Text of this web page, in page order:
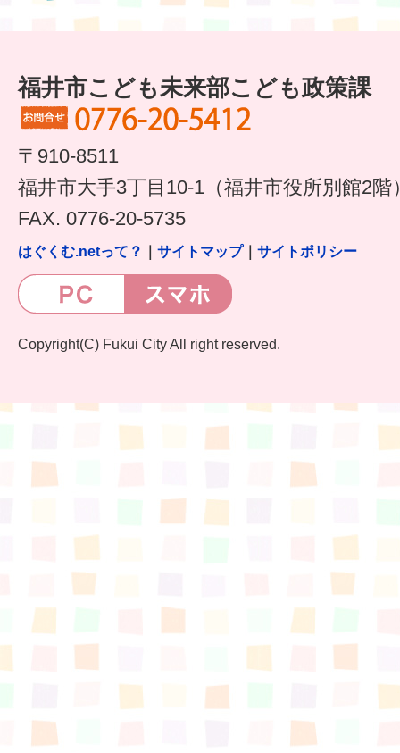
福井市こども未来部こども政策課
〒910-8511
福井市大手3丁目10-1（福井市役所別館2階
FAX. 0776-20-5735
はぐくむ.netって？ サイトマップ｜ サイトポリシー
Copyright(C) Fukui City All right reserved.